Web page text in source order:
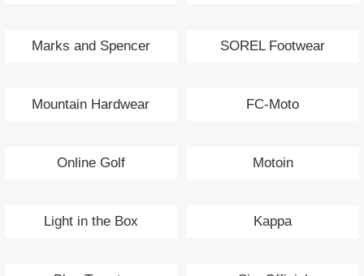
Marks and Spencer SOREL Footwear
Mountain Hardwear FC-Moto
Online Golf Motoin
Light in the Box Kappa